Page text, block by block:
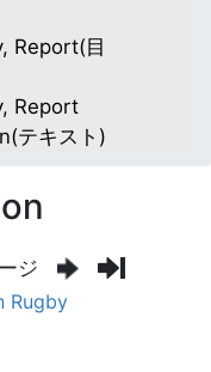
Report(目
Report
テキスト)
ジ